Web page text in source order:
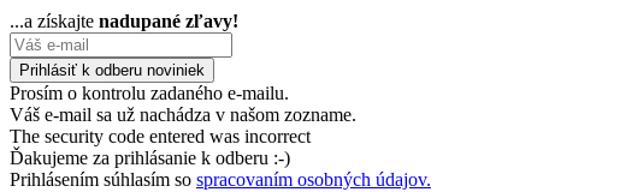
...a získajte nadupané zľavy!
Prosím o kontrolu zadaného e-mailu.
Váš e-mail sa už nachádza v našom zozname.
The security code entered was incorrect
Ďakujeme za prihlásanie k odberu :-)
Prihlásením súhlasím so spracovaním osobných údajov.